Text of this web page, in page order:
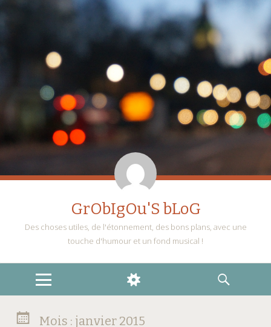
GrObIgOu'S bLoG
Des choses utiles, de l'étonnement, des bons plans, avec une
touche d'humour et un fond musical !
MENU
WIDGETS
RECHERCHE
Mois : janvier 2015